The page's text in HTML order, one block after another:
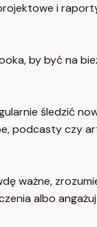
i
by być na
śledzić
podcasty czy
ważne,
albo